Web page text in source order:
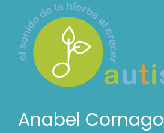
Anabel Cornago